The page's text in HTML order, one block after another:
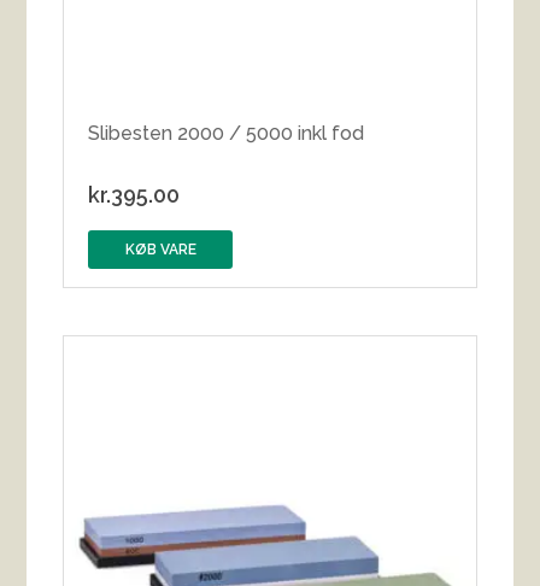
Slibesten 2000 / 5000 inkl fod
kr.395.00
KØB VARE